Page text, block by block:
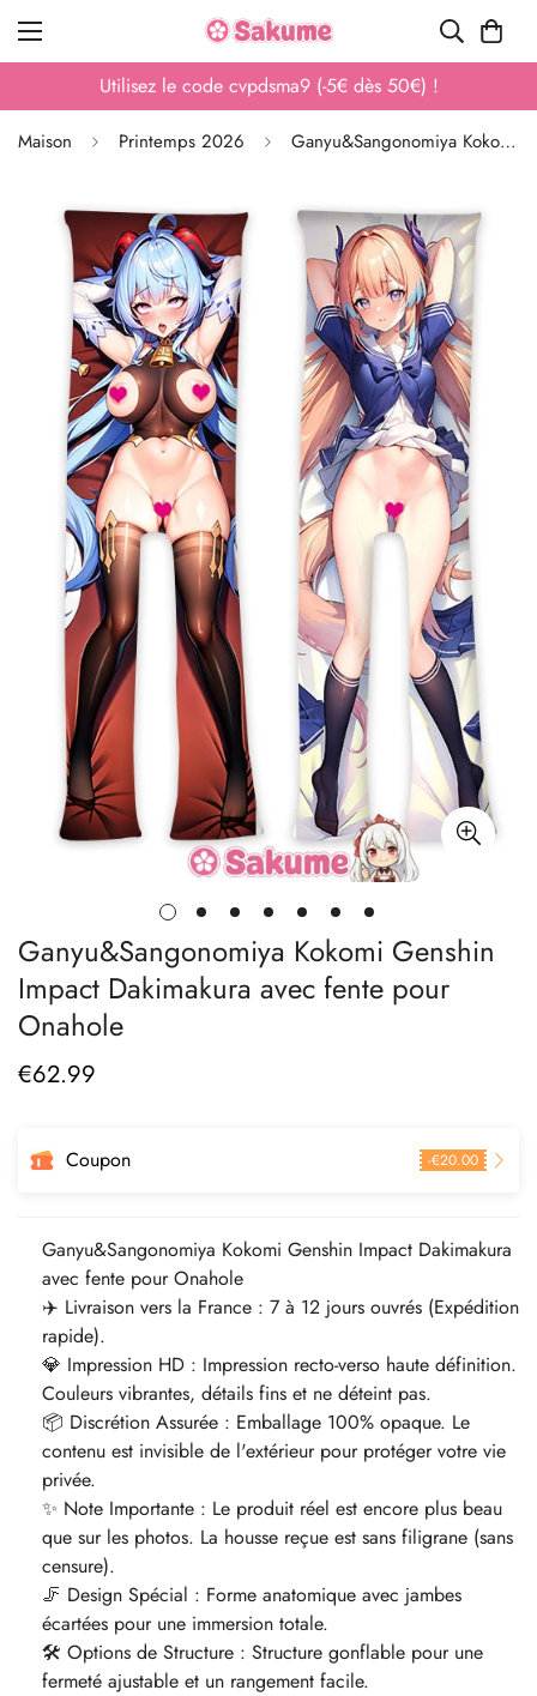
Utilisez le code ahx9af3 (-20€ dès 200€) !
Maison Printemps 2026 Ganyu&Sangonomiya Kokomi Genshin Impact Dakimakura avec fente pour Onahole
Ganyu&Sangonomiya Kokomi Genshin
Impact Dakimakura avec fente pour
Onahole
Prix
€62.99
Coupon -€20.00
Ganyu&Sangonomiya Kokomi Genshin Impact Dakimakura
avec fente pour Onahole
✈️ Livraison vers la France : 7 à 12 jours ouvrés (Expédition
rapide).
💎 Impression HD : Impression recto-verso haute définition.
Couleurs vibrantes, détails fins et ne déteint pas.
📦 Discrétion Assurée : Emballage 100% opaque. Le
contenu est invisible de l'extérieur pour protéger votre vie
privée.
✨ Note Importante : Le produit réel est encore plus beau
que sur les photos. La housse reçue est sans filigrane (sans
censure).
🦵 Design Spécial : Forme anatomique avec jambes
écartées pour une immersion totale.
🛠️ Options de Structure : Structure gonflable pour une
fermeté ajustable et un rangement facile.